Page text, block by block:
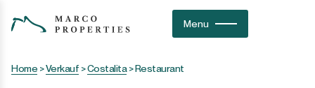
Menu
Home >Verkauf >Costalita>Restaurant